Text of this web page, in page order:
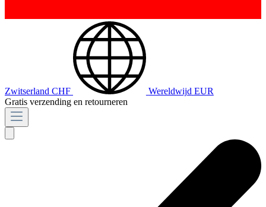
Zwitserland CHF Wereldwijd EUR
Gratis verzending en retourneren